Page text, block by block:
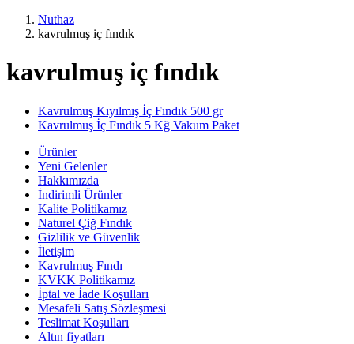
Nuthaz
kavrulmuş iç fındık
kavrulmuş iç fındık
Kavrulmuş Kıyılmış İç Fındık 500 gr
Kavrulmuş İç Fındık 5 Kğ Vakum Paket
Ürünler
Yeni Gelenler
Hakkımızda
İndirimli Ürünler
Kalite Politikamız
Naturel Çiğ Fındık
Gizlilik ve Güvenlik
İletişim
Kavrulmuş Fındı
KVKK Politikamız
İptal ve İade Koşulları
Mesafeli Satış Sözleşmesi
Teslimat Koşulları
Altın fiyatları